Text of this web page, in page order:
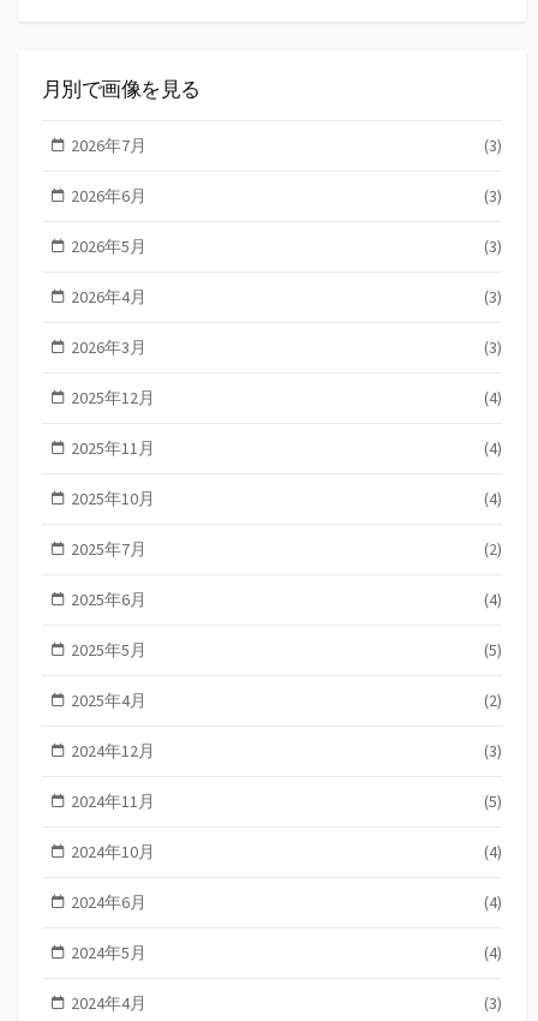
月別で画像を見る
2026年7月 (3)
2026年6月 (3)
2026年5月 (3)
2026年4月 (3)
2026年3月 (3)
2025年12月 (4)
2025年11月 (4)
2025年10月 (4)
2025年7月 (2)
2025年6月 (4)
2025年5月 (5)
2025年4月 (2)
2024年12月 (3)
2024年11月 (5)
2024年10月 (4)
2024年6月 (4)
2024年5月 (4)
2024年4月 (3)